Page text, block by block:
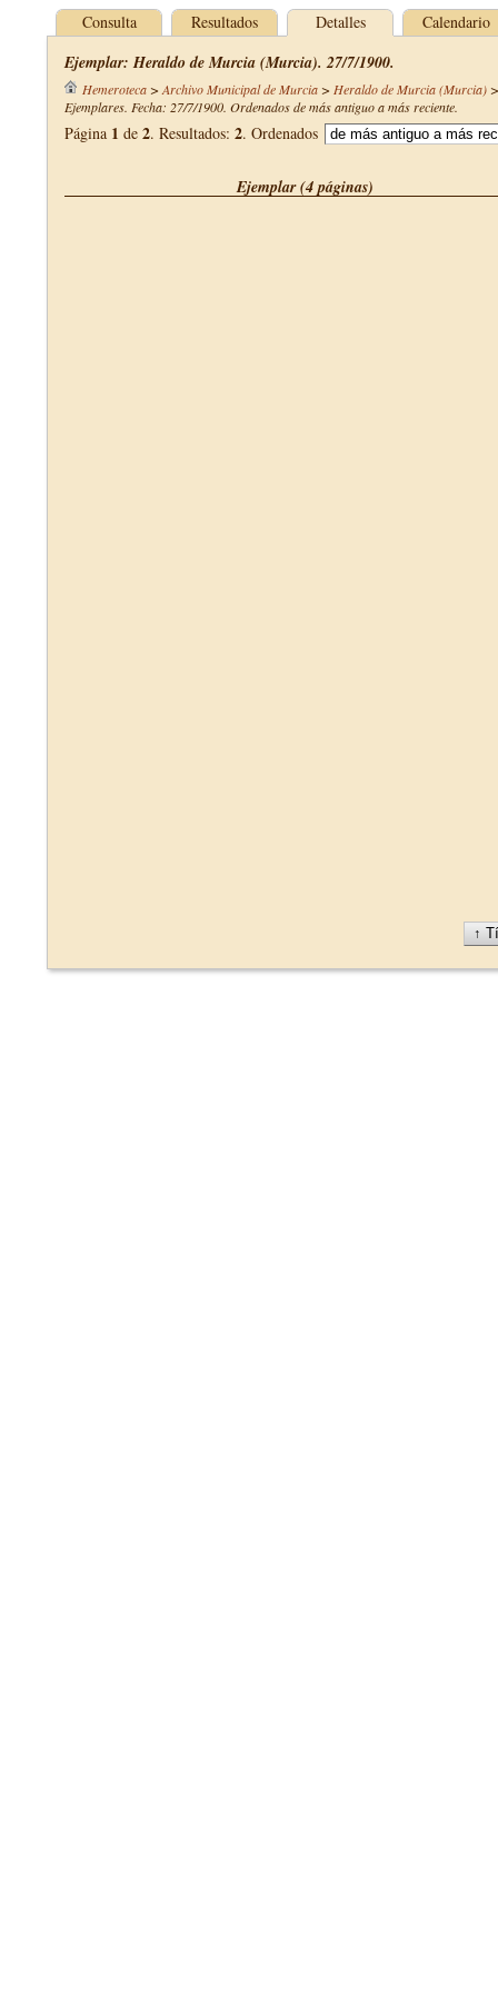
Consulta Resultados Detalles Calendario
Ejemplar: Heraldo de Murcia (Murcia). 27/7/1900.
Hemeroteca> Archivo Municipal de Murcia> Heraldo de Murcia (Murcia)
Ejemplares. Fecha: 27/7/1900. Ordenados de más antiguo a más reciente.
Página 1 de 2. Resultados: 2. Ordenados
Ejemplar (4 páginas)